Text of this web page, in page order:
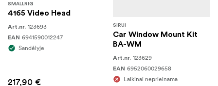
SMALLRIG
4165 Video Head
Art.nr. 123693
EAN 6941590012247
Sandėlyje
217,90 €
SIRUI
Car Window Mount Kit
BA-WM
Art.nr. 123629
EAN 6952060029658
Laikinai neprieinama